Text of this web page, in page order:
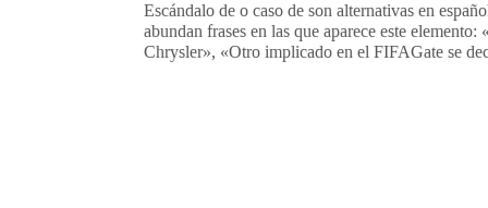
Escándalo de o caso de son alternativas en
abundan frases en las que aparece este
Chrysler», «Otro implicado en el FIFAGate se